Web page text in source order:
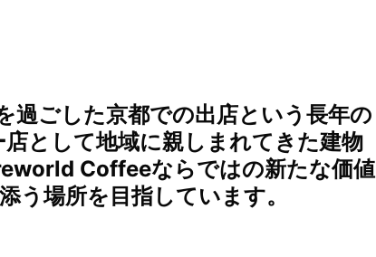
ごした京都での出店という長年の
として地域に親しまれてきた建物
Coffeeならではの新たな価値
う場所を目指しています。